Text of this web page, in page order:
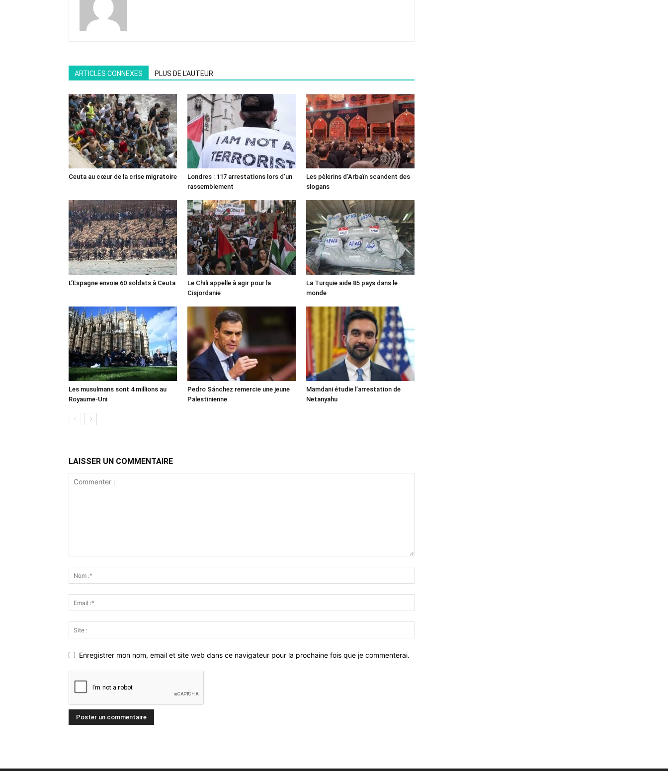
ARTICLES CONNEXES PLUS DE L'AUTEUR
Ceuta au cœur de la crise migratoire
Londres : 117 arrestations lors d’un
rassemblement
Les pèlerins d’Arbaïn scandent des
slogans
L’Espagne envoie 60 soldats à Ceuta
Le Chili appelle à agir pour la
Cisjordanie
La Turquie aide 85 pays dans le
monde
Les musulmans sont 4 millions au
Royaume-Uni
Pedro Sánchez remercie une jeune
Palestinienne
Mamdani étudie l’arrestation de
Netanyahu
LAISSER UN COMMENTAIRE
Enregistrer mon nom, email et site web dans ce navigateur pour la prochaine fois que je commenterai.